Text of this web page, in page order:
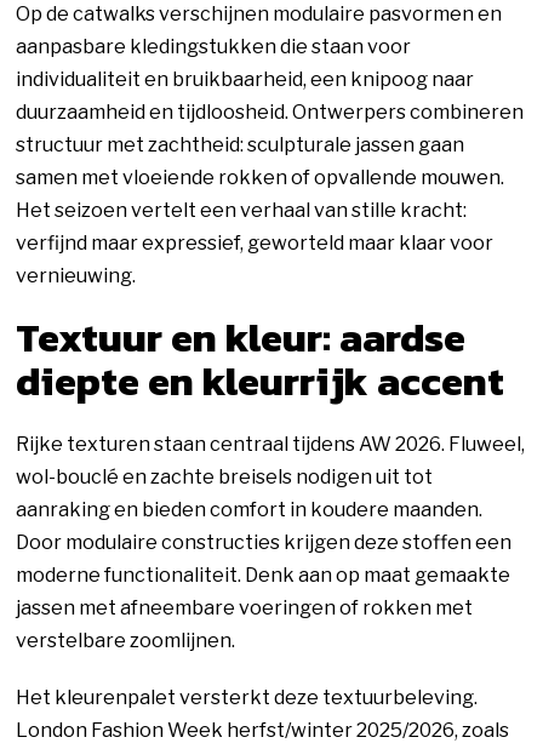
Op de catwalks verschijnen modulaire pasvormen en
aanpasbare kledingstukken die staan voor
individualiteit en bruikbaarheid, een knipoog naar
duurzaamheid en tijdloosheid. Ontwerpers combineren
structuur met zachtheid: sculpturale jassen gaan
samen met vloeiende rokken of opvallende mouwen.
Het seizoen vertelt een verhaal van stille kracht:
verfijnd maar expressief, geworteld maar klaar voor
vernieuwing.
Textuur en kleur: aardse
diepte en kleurrijk accent
Rijke texturen staan centraal tijdens AW 2026. Fluweel,
wol-bouclé en zachte breisels nodigen uit tot
aanraking en bieden comfort in koudere maanden.
Door modulaire constructies krijgen deze stoffen een
moderne functionaliteit. Denk aan op maat gemaakte
jassen met afneembare voeringen of rokken met
verstelbare zoomlijnen.
Het kleurenpalet versterkt deze textuurbeleving.
London Fashion Week herfst/winter 2025/2026, zoals